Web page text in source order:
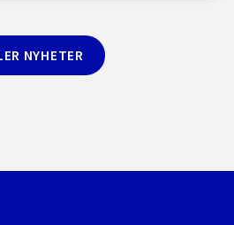
NYHETER